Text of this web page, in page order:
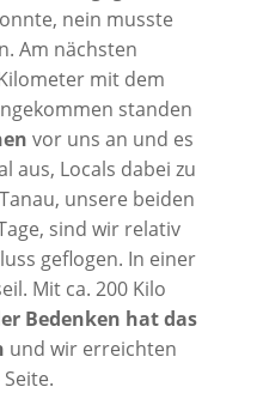
nein musste
Am nächsten
mit dem
standen
vor uns an und es
aus, Locals dabei zu
unsere beiden
sind wir relativ
geflogen. In einer
Mit ca. 200 Kilo
Bedenken hat das
und wir erreichten